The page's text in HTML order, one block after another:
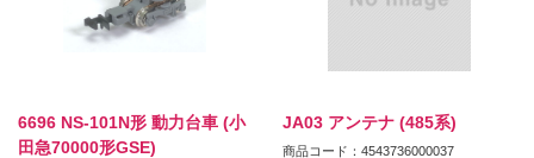
6696 NS-101N形 動力台車 (小
田急70000形GSE)
JA03 アンテナ (485系)
商品コード：4543736000037